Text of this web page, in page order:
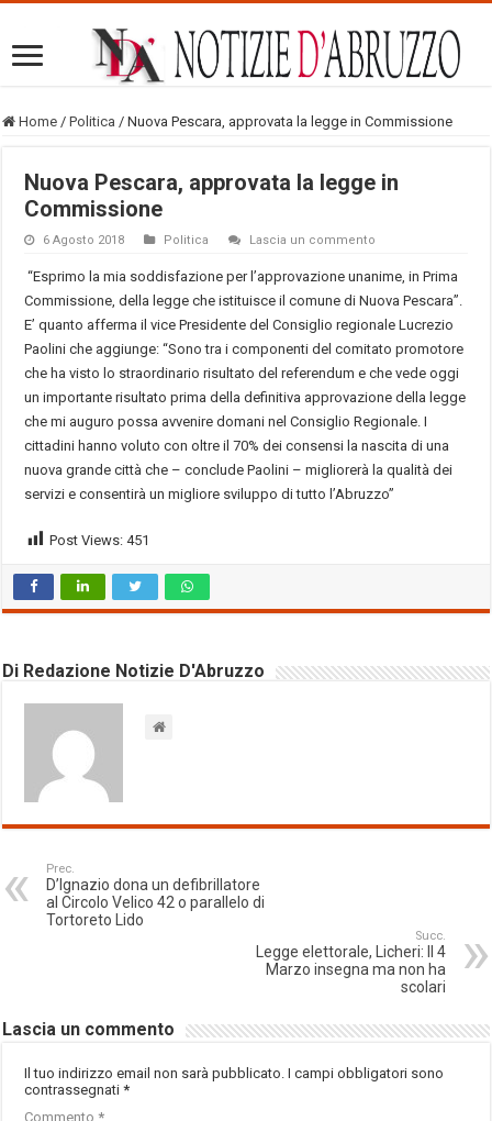
Home / Politica / Nuova Pescara, approvata la legge in Commissione
Nuova Pescara, approvata la legge in
Commissione
6 Agosto 2018 Politica Lascia un commento
“Esprimo la mia soddisfazione per l’approvazione unanime, in Prima
Commissione, della legge che istituisce il comune di Nuova Pescara”.
E’ quanto afferma il vice Presidente del Consiglio regionale Lucrezio
Paolini che aggiunge: “Sono tra i componenti del comitato promotore
che ha visto lo straordinario risultato del referendum e che vede oggi
un importante risultato prima della definitiva approvazione della legge
che mi auguro possa avvenire domani nel Consiglio Regionale. I
cittadini hanno voluto con oltre il 70% dei consensi la nascita di una
nuova grande città che – conclude Paolini – migliorerà la qualità dei
servizi e consentirà un migliore sviluppo di tutto l’Abruzzo”
Post Views: 451
Di Redazione Notizie D'Abruzzo
Prec.
D’Ignazio dona un defibrillatore
al Circolo Velico 42 o parallelo di
Tortoreto Lido
Succ.
Legge elettorale, Licheri: Il 4
Marzo insegna ma non ha
scolari
Lascia un commento
Il tuo indirizzo email non sarà pubblicato. I campi obbligatori sono
contrassegnati*
Commento*